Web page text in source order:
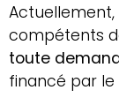
Actuellement,
compétents
toute
financé par le